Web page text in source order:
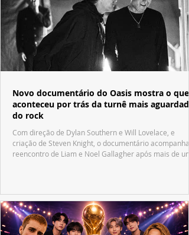
Novo documentário do Oasis mostra o que
aconteceu por trás da turnê mais aguardada
do rock
Com direção de Dylan Southern e Will Lovelace, e
criação de Steven Knight, o documentário acompanha
reencontro de Liam e Noel Gallagher após mais de